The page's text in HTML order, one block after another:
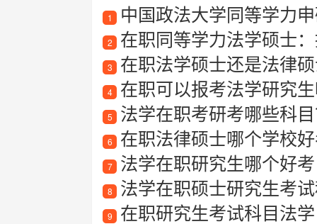
1 中国政法大学同等学力
2 在职同等学力法学硕士
3 在职法学硕士还是法律
4 在职可以报考法学研究
5 法学在职考研考哪些科
6 在职法律硕士哪个学校
7 法学在职研究生哪个好考
8 法学在职硕士研究生考
9 在职研究生考试科目法学